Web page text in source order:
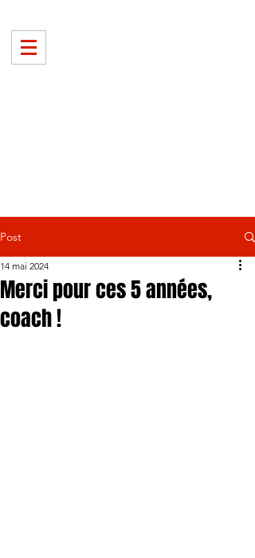
Post
Merci pour ces 5 années,
coach !
14 mai 2024